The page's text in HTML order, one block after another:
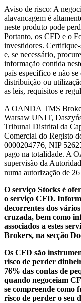
Aviso de risco: A
alavancagem é
neste produto pode
Portanto, os CFD e o
investidores.
e, se necessário,
informação contida
país específico e não
distribuição ou
as leis, requisitos e
A OANDA TMS
Warsaw UNIT,
Tribunal Distrital da
Comercial do Registo
0000204776, NIP
pago na totalidade. A
supervisão da
numa autorização de
O serviço Stocks é
o serviço CFD.
decorrentes dos
cruzada, bem como
associados a estes
Brokers, na secção
Os CFD são
risco de perder
76% das contas de
quando negoceiam
se compreende como
risco de perder o seu